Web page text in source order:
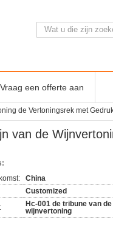
Vraag een offerte aan
de Vertoningsrek met
van de
China
Customized
Hc-001 de tribune van de
wijnvertoning